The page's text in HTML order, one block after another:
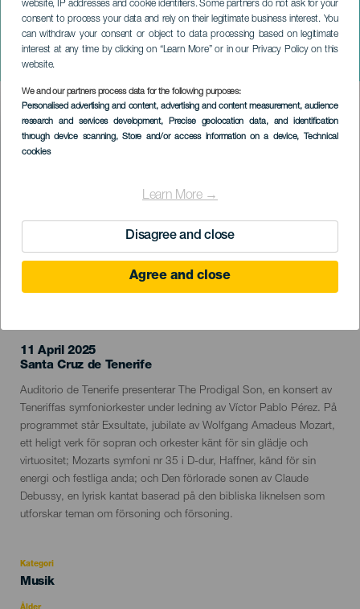
website, IP addresses and cookie identifiers. Some partners do not ask for your
consent to process your data and rely on their legitimate business interest. You
can withdraw your consent or object to data processing based on legitimate
interest at any time by clicking on “Learn More” or in our Privacy Policy on this
website.
We and our partners process data for the following purposes:
Personalised advertising and content, advertising and content measurement, audience
research and services development, Precise geolocation data, and identification
through device scanning, Store and/or access information on a device, Technical
cookies
Learn More →
Disagree and close
Agree and close
Den förlorade sonen
TENERIFE
Imagen
Listado
11 April 2025
Localidad
Santa Cruz de Tenerife
Descripción
del
evento
Auditorio de Tenerife presenterar The Prodigal Son, en konsert av
Teneriffas symfoniorkester under ledning av Víctor Pablo Pérez. På
programmet står Exsultate, jubilate av Wolfgang Amadeus Mozart,
ett heligt verk för sopran och orkester känt för sin glädje och
virtuositet; Mozarts symfoni nr 35 i D-dur, Haffner, känd för sin
energi och festliga anda; och Den förlorade sonen av Claude
Debussy, en lyrisk kantat baserad på den bibliska liknelsen som
utforskar teman om försoning och försoning.
Kategori
Categoría
evento
Musik